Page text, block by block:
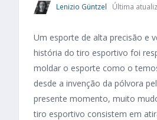
Lenizio Güntzel Última
Um esporte de alta precisão e
história do tiro esportivo foi
moldar o esporte como o
desde a invenção da pólvora
presente momento, muito
tiro esportivo consistem em